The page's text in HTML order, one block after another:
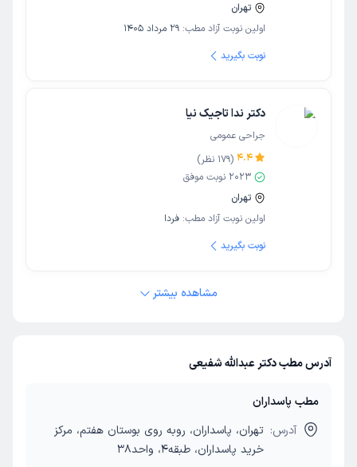
تهران
اولین نوبت آزاد مطب: 29 مرداد 1405
نوبت بگیرید
دکتر ندا تاجیک نیا
جراحی عمومی
4.4
(
179 نظر)
2023 نوبت موفق
تهران
اولین نوبت آزاد مطب: فردا
نوبت بگیرید
مشاهده بیشتر
آدرس مطب دکتر عبدالله شفیعی
مطب پاسداران
آدرس: تهران، پاسداران، روبه روی بوستان هفتم، مرکز
خرید پاسداران، طبقه4، واحد38